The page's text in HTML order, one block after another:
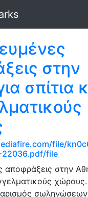
στην
σπίτια
file/
file
αποφράξεις στην
σωληνώσεων